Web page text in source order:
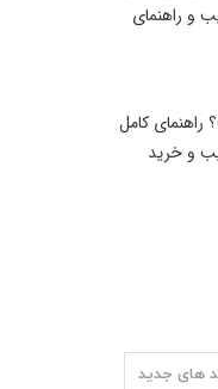
و راهنمای
کامل
و خرید
های جدید